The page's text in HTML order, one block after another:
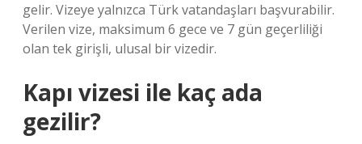
gelir. Vizeye yalnızca Türk vatandaşları başvurabilir.
Verilen vize, maksimum 6 gece ve 7 gün geçerliliği
olan tek girişli, ulusal bir vizedir.
Kapı vizesi ile kaç ada
gezilir?